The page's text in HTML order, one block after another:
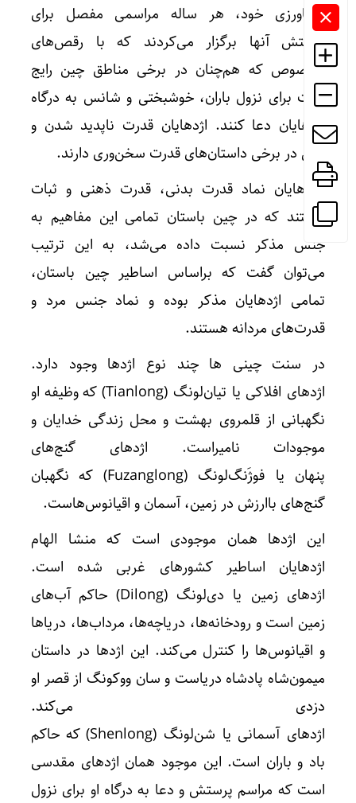
کشاورزی خود، هر ساله مراسمی مفصل برای
پرستش آنها برگزار می‌کردند که با رقص‌های
مخصوص که هم‌چنان در برخی مناطق چین رایج
است برای نزول باران، خوشبختی و شانس به درگاه
اژدهایان دعا کنند. اژدهایان قدرت ناپدید شدن و
حتی در برخی داستان‌های قدرت سخن‌وری دارند.
اژدهایان نماد قدرت بدنی، قدرت ذهنی و ثبات
هستند که در چین باستان تمامی این مفاهیم به
جنس مذکر نسبت داده می‌شد، به این ترتیب
می‌توان گفت که براساس اساطیر چین باستان،
تمامی اژدهایان مذکر بوده و نماد جنس مرد و
قدرت‌های مردانه هستند.
در سنت چینی ها چند نوع اژدها وجود دارد.
اژدهای افلاکی یا تیان‌لونگ (Tianlong) که وظیفه او
نگهبانی از قلمروی بهشت و محل زندگی خدایان و
موجودات نامیراست. اژدهای گنج‌های
پنهان یا فوژَنگ‌لونگ (Fuzanglong) که نگهبان
گنج‌های باارزش در زمین، آسمان و اقیانوس‌هاست.
این اژدها همان موجودی است که منشا الهام
اژدهایان اساطیر کشورهای غربی شده است.
اژدهای زمین یا دی‌لونگ (Dilong) حاکم آب‌های
زمین است و رودخانه‌ها، دریاچه‌ها، مرداب‌ها، دریاها
و اقیانوس‌ها را کنترل می‌کند. این اژدها در داستان
میمون‌شاه پادشاه دریاست و سان ووکونگ از قصر او
دزدی می‌کند.
اژدهای آسمانی یا شن‌لونگ (Shenlong) که حاکم
باد و باران است. این موجود همان اژدهای مقدسی
است که مراسم پرستش و دعا به درگاه او برای نزول